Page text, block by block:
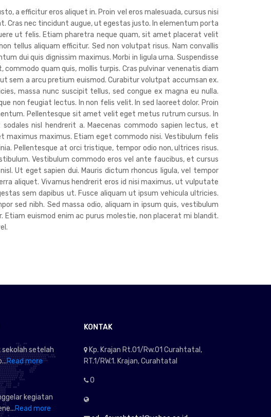
a efficitur eros aliquet in. Proin vel eros malesuada, cursus nisi
Cras nec tincidunt augue, ut egestas justo. In elementum porta
ut felis. Etiam pharetra neque quam, sit amet placerat velit
tellus aliquam efficitur. Sed non volutpat risus. Nam convallis
dui quis dignissim maximus. Morbi in ligula urna. Suspendisse
quam quis, mollis turpis. Cras pulvinar venenatis diam
sem a arcu pretium euismod. Curabitur volutpat accumsan ex.
massa nunc suscipit tellus, sed congue ex magna eu nulla.
non feugiat lectus. In non felis velit. In sed laoreet dolor. Proin
Pellentesque sit amet velit eget metus rutrum cursus. In
nisl hendrerit a. Maecenas commodo sapien lectus, et
maximus. Etiam eget commodo nisi. Vestibulum felis
Pellentesque at orci tristique, tempor odio non, ultrices risus.
Vestibulum commodo eros vel ante faucibus, et cursus
Ut eget sapien dui. Mauris dictum rhoncus ligula, vel tempor
aliquet. Vivamus hendrerit eros id nisi maximus, ut vulputate
sem dapibus ut. Fusce aliquam ut ipsum vehicula ultricies.
sed nibh. Sed massa odio, aliquam in ipsum quis, vestibulum
euismod enim ac purus molestie, non placerat mi blandit.
setelah
Read more
kegiatan
Read more
KONTAK
Kp. Krajan Rt.01/Rw.01 Curahtatal,
RT.1/RW.1. Krajan, Curahtatal
0